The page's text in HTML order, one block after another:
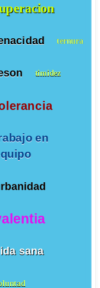
ternura
timidez
en
sana